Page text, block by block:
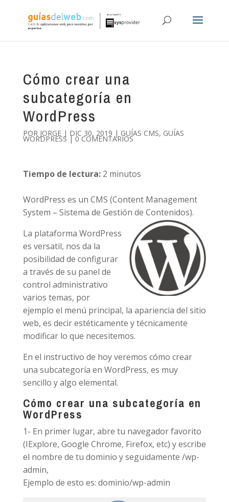
Cómo crear una
subcategoría en
WordPress
POR JORGE| DIC 30, 2019 | GUÍAS CMS, GUÍAS
WORDPRESS |0 COMENTARIOS
Tiempo de lectura: 2 minutos
WordPress es un CMS (Content Management
System – Sistema de Gestión de Contenidos).
La plataforma WordPress
es versatil, nos da la
posibilidad de configurar
a través de su panel de
control administrativo
varios temas, por
ejemplo el menú principal, la apariencia del sitio
web, es decir estéticamente y técnicamente
modificar lo que necesitemos.
En el instructivo de hoy veremos cómo crear
una subcategoría en WordPress, es muy
sencillo y algo elemental.
Cómo crear una subcategoría en
WordPress
1- En primer lugar, abre tu navegador favorito
(IExplore, Google Chrome, Firefox, etc) y escribe
el nombre de tu dominio y seguidamente /wp-
admin,
Ejemplo de esto es: dominio/wp-admin